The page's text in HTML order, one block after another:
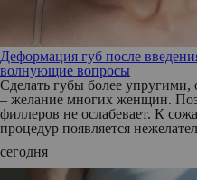
Деформация губ после
волнующие вопросы
Сделать губы более
– желание многих женщин.
филлеров не ослабевает. К
процедур появляется
сегодня